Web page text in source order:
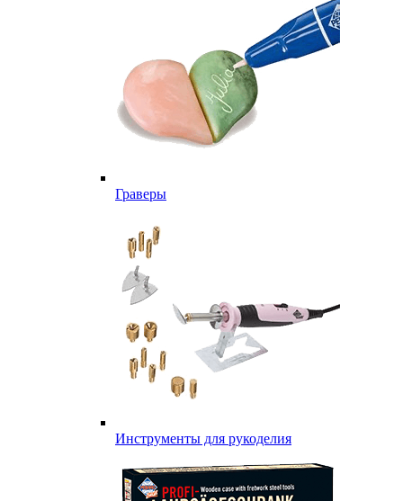
Граверы
Инструменты для рукоделия